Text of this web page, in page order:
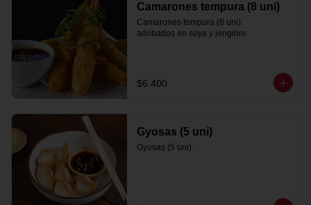
Camarones tempura (8 uni)
Camarones tempura (8 uni).
adobados en soya y jengibre
$6.400
Gyosas (5 uni)
Gyosas (5 uni).